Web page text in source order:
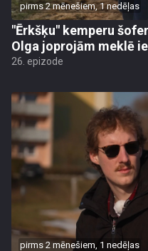
pirms 2 mēnešiem, 1 nedēļas
"Ērkšķu" kemperu
Olga joprojām meklē
26. epizode
pirms 2 mēnešiem, 1 nedēļas